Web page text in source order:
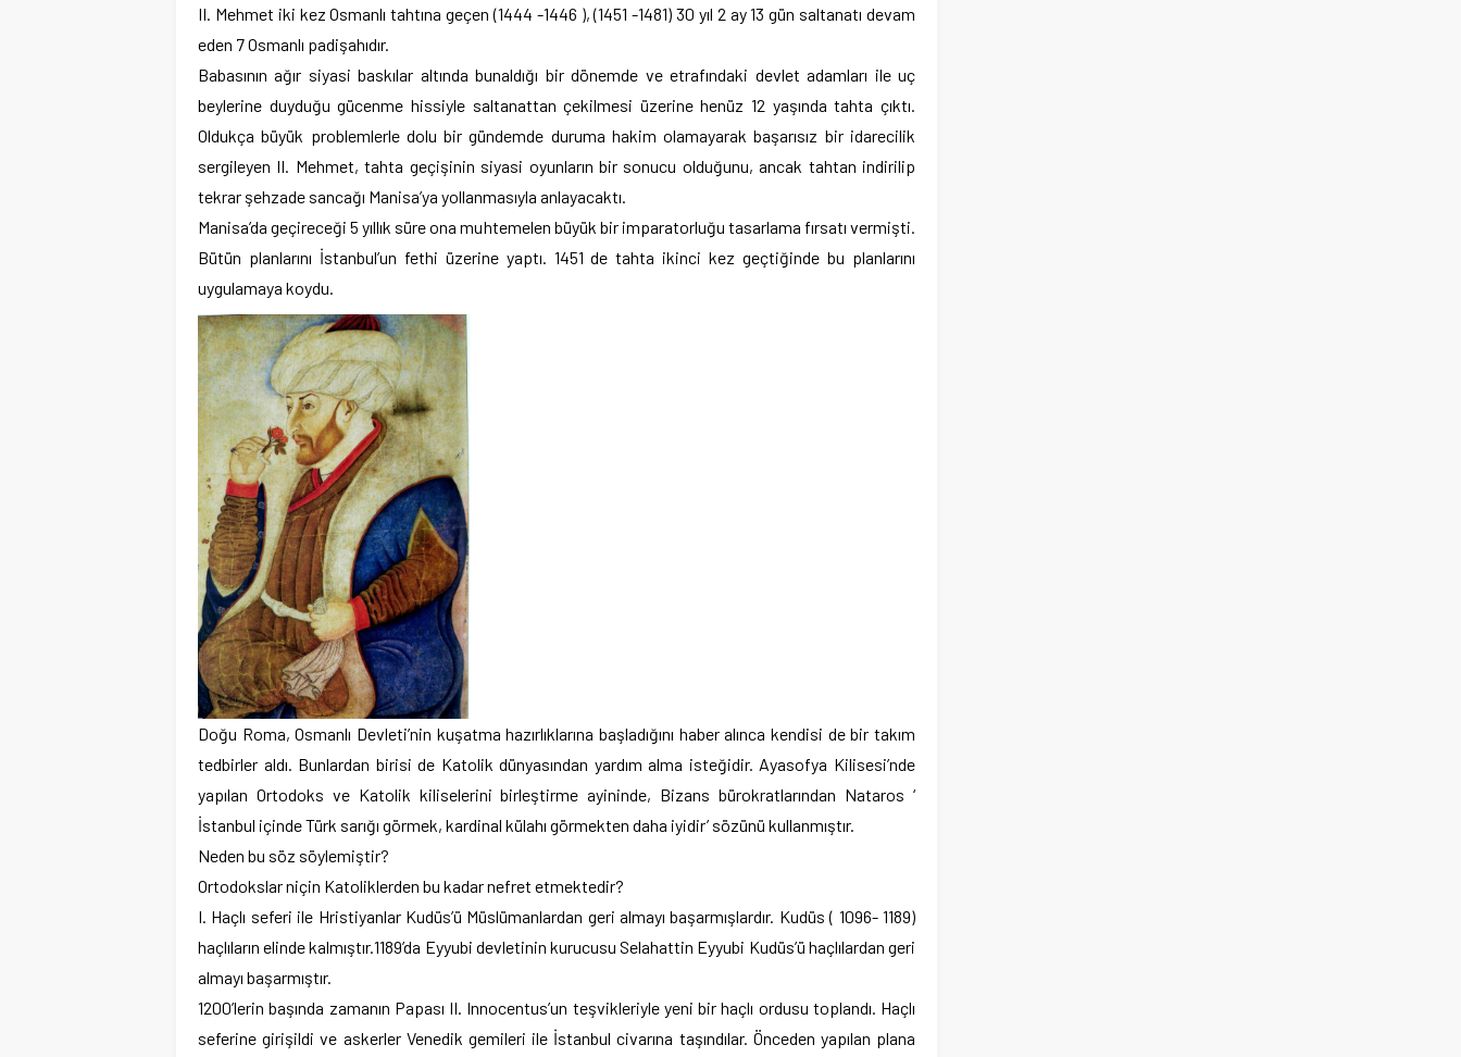
II. Mehmet iki kez Osmanlı tahtına geçen (1444 -1446 ), (1451 -1481) 30 yıl 2 ay 13 gün saltanatı devam
eden 7 Osmanlı padişahıdır.
Babasının ağır siyasi baskılar altında bunaldığı bir dönemde ve etrafındaki devlet adamları ile uç
beylerine duyduğu gücenme hissiyle saltanattan çekilmesi üzerine henüz 12 yaşında tahta çıktı.
Oldukça büyük problemlerle dolu bir gündemde duruma hakim olamayarak başarısız bir idarecilik
sergileyen II. Mehmet, tahta geçişinin siyasi oyunların bir sonucu olduğunu, ancak tahtan indirilip
tekrar şehzade sancağı Manisa’ya yollanmasıyla anlayacaktı.
Manisa’da geçireceği 5 yıllık süre ona muhtemelen büyük bir imparatorluğu tasarlama fırsatı vermişti.
Bütün planlarını İstanbul’un fethi üzerine yaptı. 1451 de tahta ikinci kez geçtiğinde bu planlarını
uygulamaya koydu.
Doğu Roma, Osmanlı Devleti’nin kuşatma hazırlıklarına başladığını haber alınca kendisi de bir takım
tedbirler aldı. Bunlardan birisi de Katolik dünyasından yardım alma isteğidir. Ayasofya Kilisesi’nde
yapılan Ortodoks ve Katolik kiliselerini birleştirme ayininde, Bizans bürokratlarından Nataros ‘
İstanbul içinde Türk sarığı görmek, kardinal külahı görmekten daha iyidir’ sözünü kullanmıştır.
Neden bu söz söylemiştir?
Ortodokslar niçin Katoliklerden bu kadar nefret etmektedir?
I. Haçlı seferi ile Hristiyanlar Kudüs’ü Müslümanlardan geri almayı başarmışlardır. Kudüs ( 1096- 1189)
haçlıların elinde kalmıştır.1189’da Eyyubi devletinin kurucusu Selahattin Eyyubi Kudüs’ü haçlılardan geri
almayı başarmıştır.
1200’lerin başında zamanın Papası II. Innocentus’un teşvikleriyle yeni bir haçlı ordusu toplandı. Haçlı
seferine girişildi ve askerler Venedik gemileri ile İstanbul civarına taşındılar. Önceden yapılan plana